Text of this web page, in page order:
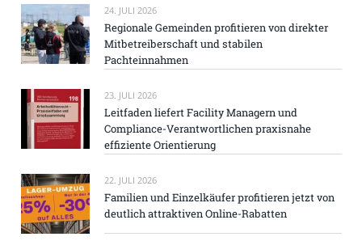
24. JULI 2026
Regionale Gemeinden profitieren von direkter
Mitbetreiberschaft und stabilen
Pachteinnahmen
23. JULI 2026
Leitfaden liefert Facility Managern und
Compliance-Verantwortlichen praxisnahe
effiziente Orientierung
22. JULI 2026
Familien und Einzelkäufer profitieren jetzt von
deutlich attraktiven Online-Rabatten